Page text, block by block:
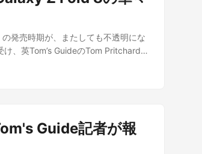
。この性能でもオープンウェイトで
。 「シンギュラリティが始まってい
はもう止まれないな、というような
く使っていくかということ。そこの
ということを、改めて感じる出来事
K3」オープンウェイト版が公
CI/CD環境に組み込む動きが広がっ
「エージェントが想定外の行動を取
早晩限界を迎える。サンドボックス
クの到達範囲そのものを最小化する
はない。 筆者の見解 AIエージェン
続ける運用が次のフロンティアにな
追加と同じ優先度で設計段階から組
組みを整えること。それができた企
ことを明らかにしている。画像生成
身体を読み解く」領域へ資源を投じ
今回の買収をMidjourney創業者David
何を意味し、何を感じ、何を想像し
う共通の信念があったと述べてい
に結びつくサービスであり、その運
う論調がにじむ。 さらにEngadget
いる。1997年〜2012年生まれ（14〜
発売時期が、またしても不透明にな
、英Tom’s GuideのTom Pritchard記
ちを表明した。折りたたみiPhoneの
したとされる1000万台という数字
かは明らかになっていない。
Guide記者が報